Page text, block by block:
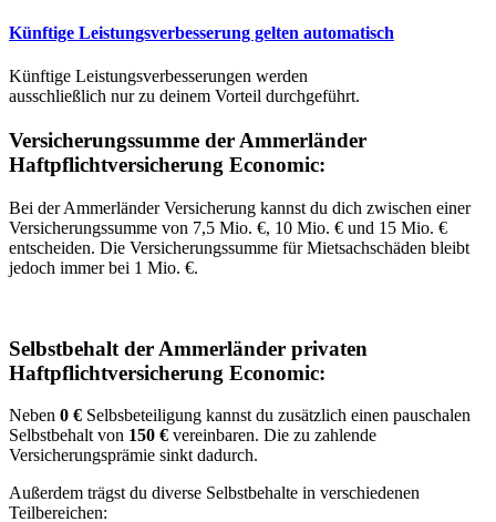
Künftige Leistungsverbesserung gelten automatisch
Künftige Leistungsverbesserungen werden
ausschließlich nur zu deinem Vorteil durchgeführt.
Versicherungssumme der Ammerländer
Haftpflichtversicherung Economic:
Bei der Ammerländer Versicherung kannst du dich zwischen einer
Versicherungssumme von 7,5 Mio. €, 10 Mio. € und 15 Mio. €
entscheiden. Die Versicherungssumme für Mietsachschäden bleibt
jedoch immer bei 1 Mio. €.
Selbstbehalt der Ammerländer privaten
Haftpflichtversicherung Economic:
Neben 0 € Selbsbeteiligung kannst du zusätzlich einen pauschalen
Selbstbehalt von 150 € vereinbaren. Die zu zahlende
Versicherungsprämie sinkt dadurch.
Außerdem trägst du diverse Selbstbehalte in verschiedenen
Teilbereichen: